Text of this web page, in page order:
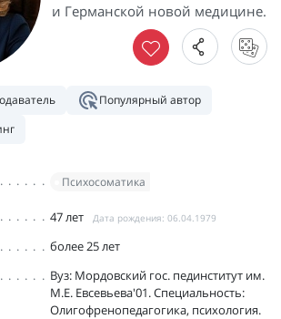
и Германской новой медицине.
Популярный автор
Психосоматика
47 лет Дата рождения: 06.04.1979
более 25 лет
Вуз: Мордовский гос. пединститут им.
М.Е. Евсевьева'01. Специальность:
Олигофренопедагогика, психология.